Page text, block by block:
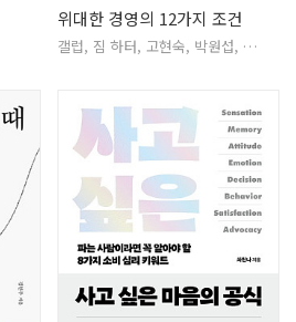
위대한 경영의 12가지 조건
갤럽, 짐 하터, 고현숙, 박원섭, …